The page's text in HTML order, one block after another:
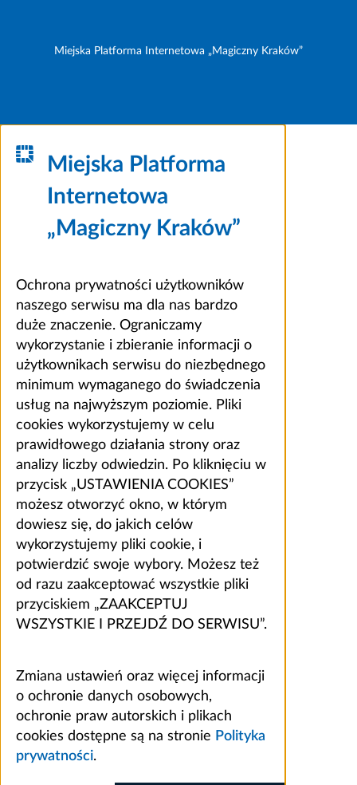
Miejska Platforma Internetowa „Magiczny Kraków”
Miejska Platforma
Internetowa
„Magiczny Kraków”
Ochrona prywatności użytkowników
naszego serwisu ma dla nas bardzo
duże znaczenie. Ograniczamy
wykorzystanie i zbieranie informacji o
użytkownikach serwisu do niezbędnego
minimum wymaganego do świadczenia
usług na najwyższym poziomie. Pliki
cookies wykorzystujemy w celu
prawidłowego działania strony oraz
analizy liczby odwiedzin. Po kliknięciu w
przycisk „USTAWIENIA COOKIES”
możesz otworzyć okno, w którym
dowiesz się, do jakich celów
wykorzystujemy pliki cookie, i
potwierdzić swoje wybory. Możesz też
od razu zaakceptować wszystkie pliki
przyciskiem „ZAAKCEPTUJ
WSZYSTKIE I PRZEJDŹ DO SERWISU”.
Zmiana ustawień oraz więcej informacji
o ochronie danych osobowych,
ochronie praw autorskich i plikach
cookies dostępne są na stronie Polityka
prywatności.